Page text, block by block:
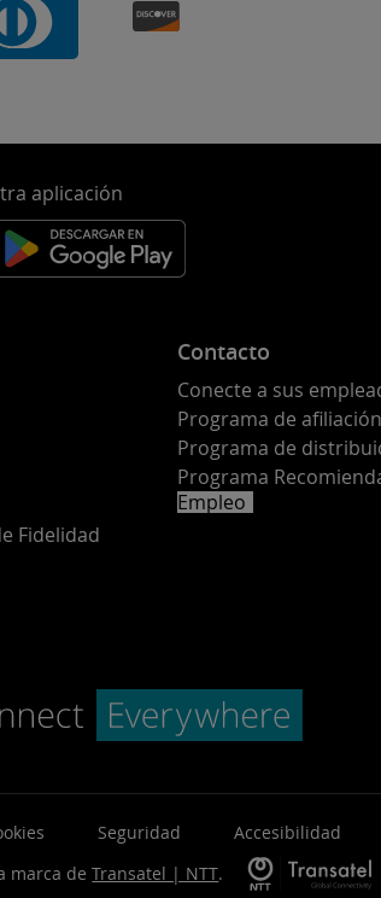
aplicación
Fidelidad
Contacto
Conecte a sus
Programa de afiliación
Programa de
Programa
Empleo
Seguridad Accesibilidad
marca deTransatel | NTT.